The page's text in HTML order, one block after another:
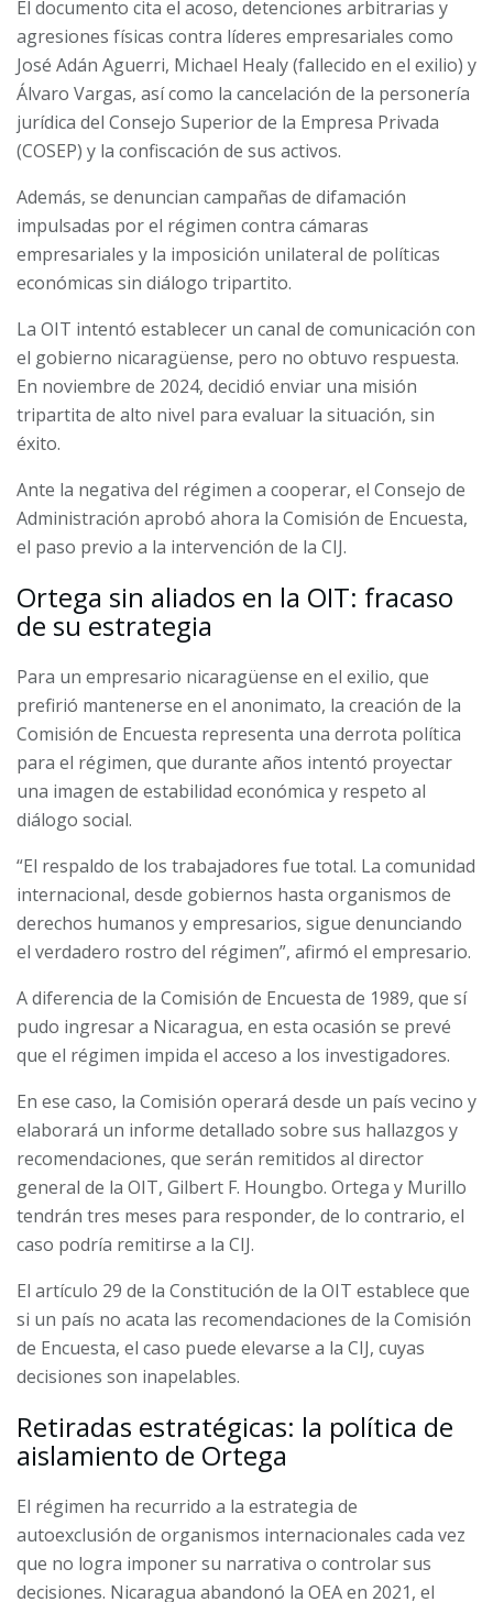
El documento cita el acoso, detenciones arbitrarias y
agresiones físicas contra líderes empresariales como
José Adán Aguerri, Michael Healy (fallecido en el exilio) y
Álvaro Vargas, así como la cancelación de la personería
jurídica del Consejo Superior de la Empresa Privada
(COSEP) y la confiscación de sus activos.
Además, se denuncian campañas de difamación
impulsadas por el régimen contra cámaras
empresariales y la imposición unilateral de políticas
económicas sin diálogo tripartito.
La OIT intentó establecer un canal de comunicación con
el gobierno nicaragüense, pero no obtuvo respuesta.
En noviembre de 2024, decidió enviar una misión
tripartita de alto nivel para evaluar la situación, sin
éxito.
Ante la negativa del régimen a cooperar, el Consejo de
Administración aprobó ahora la Comisión de Encuesta,
el paso previo a la intervención de la CIJ.
Ortega sin aliados en la OIT: fracaso
de su estrategia
Para un empresario nicaragüense en el exilio, que
prefirió mantenerse en el anonimato, la creación de la
Comisión de Encuesta representa una derrota política
para el régimen, que durante años intentó proyectar
una imagen de estabilidad económica y respeto al
diálogo social.
“El respaldo de los trabajadores fue total. La comunidad
internacional, desde gobiernos hasta organismos de
derechos humanos y empresarios, sigue denunciando
el verdadero rostro del régimen”, afirmó el empresario.
A diferencia de la Comisión de Encuesta de 1989, que sí
pudo ingresar a Nicaragua, en esta ocasión se prevé
que el régimen impida el acceso a los investigadores.
En ese caso, la Comisión operará desde un país vecino y
elaborará un informe detallado sobre sus hallazgos y
recomendaciones, que serán remitidos al director
general de la OIT, Gilbert F. Houngbo. Ortega y Murillo
tendrán tres meses para responder, de lo contrario, el
caso podría remitirse a la CIJ.
El artículo 29 de la Constitución de la OIT establece que
si un país no acata las recomendaciones de la Comisión
de Encuesta, el caso puede elevarse a la CIJ, cuyas
decisiones son inapelables.
Retiradas estratégicas: la política de
aislamiento de Ortega
El régimen ha recurrido a la estrategia de
autoexclusión de organismos internacionales cada vez
que no logra imponer su narrativa o controlar sus
decisiones. Nicaragua abandonó la OEA en 2021, el